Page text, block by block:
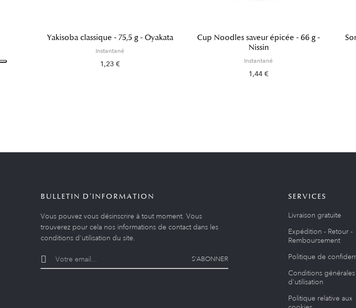
Yakisoba classique - 75,5 g - Oyakata
Instantané
1,23 €
Cup Noodles saveur épicée - 66 g -
Nissin
Instantané
1,44 €
BULLETIN D'INFORMATION
Vous pouvez vous désinscrire à tout moment. Vous
trouverez pour cela nos informations de contact dans les
conditions d'utilisation du site.
S'ABONNER
SERVICES
Livraison gratuite
Expédition - Retour -
Remboursement
Politique de
Conditions générales
d'utilisation
Politique relative aux